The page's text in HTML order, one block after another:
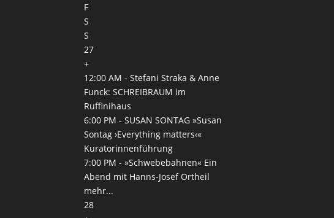
F
S
S
27
+
12:00 AM -Stefani Straka & Anne
Funck: SCHREIBRAUM im
Ruffinihaus
6:00 PM -SUSAN SONTAG »Susan
Sontag ›Everything matters‹«
Kuratorinnenführung
7:00 PM -»Schwebebahnen« Ein
Abend mit Hanns-Josef Ortheil
mehr...
28